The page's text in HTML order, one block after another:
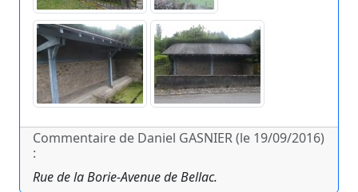
Commentaire de Daniel GASNIER (le 19/09/2016)
:
Rue de la Borie-Avenue de Bellac.